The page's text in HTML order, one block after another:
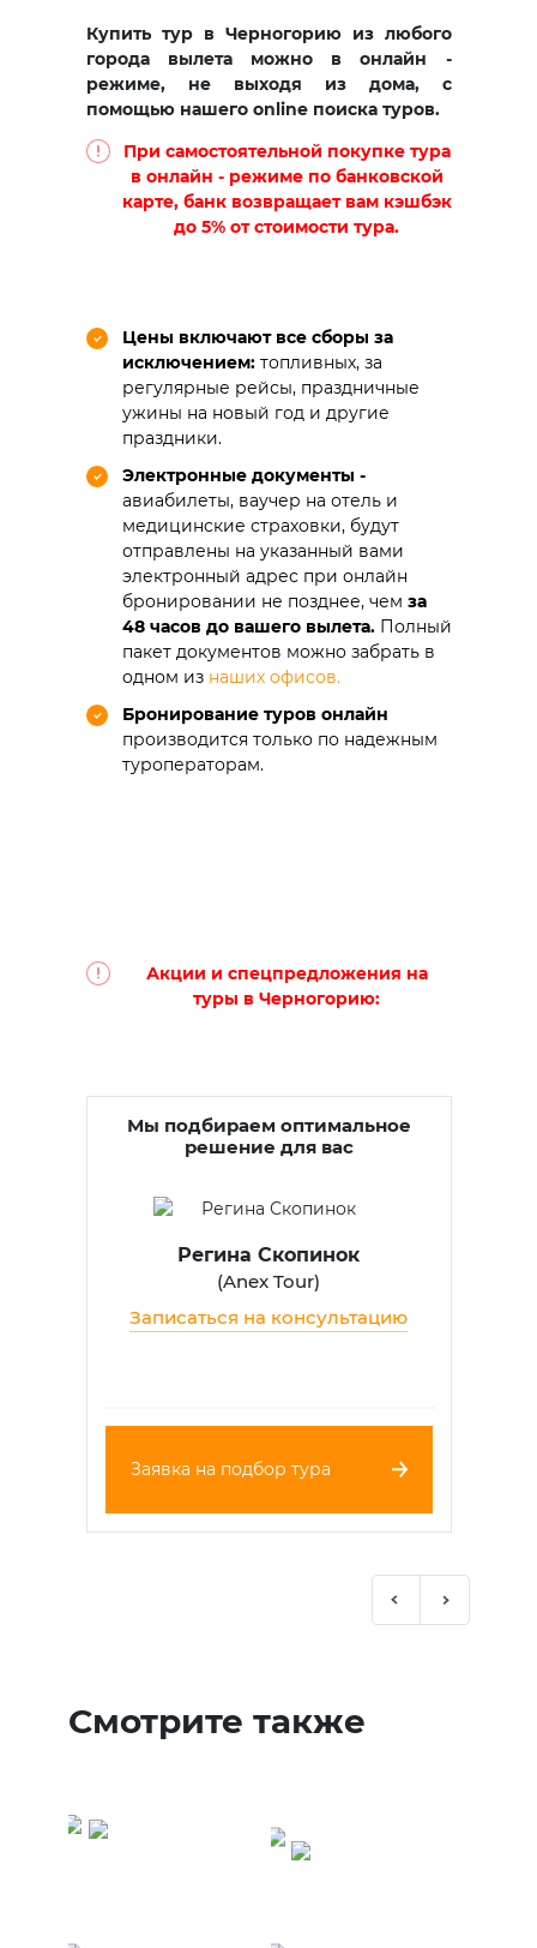
Мы подбираем оптимальное
решение для вас
Регина Скопинок
(Anex Tour)
Записаться на консультацию
Заявка на подбор тура
Купить тур в Черногорию из любого
города вылета можно в онлайн -
режиме, не выходя из дома, с
помощью нашего online поиска туров.
При самостоятельной покупке тура
в онлайн - режиме по банковской
карте, банк возвращает вам кэшбэк
до 5% от стоимости тура.
Цены включают все сборы за
исключением: топливных, за
регулярные рейсы, праздничные
ужины на новый год и другие
праздники.
Электронные документы -
авиабилеты, ваучер на отель и
медицинские страховки, будут
отправлены на указанный вами
электронный адрес при онлайн
бронировании не позднее, чем за
48 часов до вашего вылета. Полный
пакет документов можно забрать в
одном из наших офисов.
Бронирование туров онлайн
производится только по надежным
туроператорам.
Акции и спецпредложения на
туры в Черногорию:
Previous Next
Смотрите также